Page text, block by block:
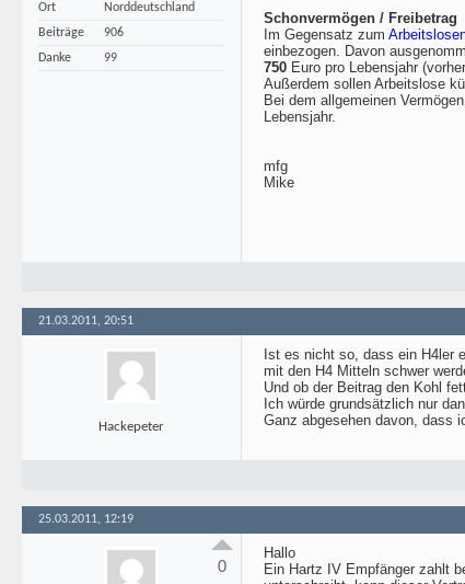
Ort
Norddeutschland
Beiträge
906
Danke
99
Schonvermögen / Freibetrag
Im Gegensatz zum
einbezogen. Davon
750 Euro pro Lebensjahr
Außerdem sollen Arbeitslose
Bei dem allgemeinen
Lebensjahr.
mfg
Mike
21.03.2011, 20:51
Hackepeter
Ist es nicht so, dass ein H4ler
mit den H4 Mitteln schwer
Und ob der Beitrag den Kohl
Ich würde grundsätzlich nur
Ganz abgesehen davon, dass
25.03.2011, 12:19
0
Hallo
Ein Hartz IV Empfänger zahlt